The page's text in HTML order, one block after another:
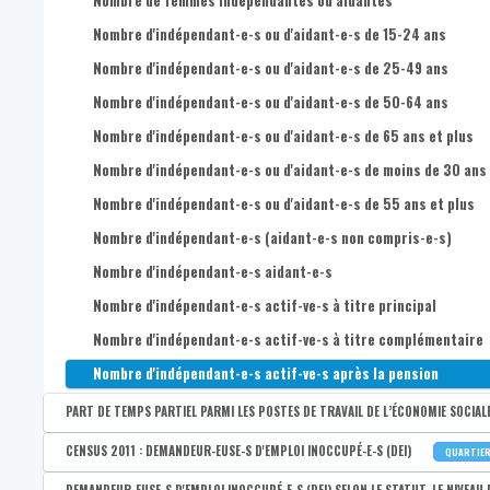
Nombre de postes de travail salarié dans l’économie sociale
Nombre de postes de travail salarié dans l’économie sociale
Nombre de postes de travail salarié dans l’économie sociale
Nombre de postes de travail salarié dans l’économie sociale
CENSUS 2011 : Nombre d'indépendant aidants
Nombre d'indépendant-e-s ou d'aidant-e-s de 15-24 ans
Nombre d'indépendant-e-s ou d'aidant-e-s de 25-49 ans
Nombre d'indépendant-e-s ou d'aidant-e-s de 50-64 ans
Nombre d'indépendant-e-s ou d'aidant-e-s de 65 ans et plus
Nombre d'indépendant-e-s ou d'aidant-e-s de moins de 30 ans
Nombre d'indépendant-e-s ou d'aidant-e-s de 55 ans et plus
Nombre d'indépendant-e-s (aidant-e-s non compris-e-s)
Nombre d'indépendant-e-s aidant-e-s
Nombre d'indépendant-e-s actif-ve-s à titre principal
Nombre d'indépendant-e-s actif-ve-s à titre complémentaire
Nombre d'indépendant-e-s actif-ve-s après la pension
PART DE TEMPS PARTIEL PARMI LES POSTES DE TRAVAIL DE L’ÉCONOMIE
Disponible par : Commune - Arrondissement - Province - Bassin EFE - Zone de
Part totale de temps partiel parmi les postes de travail de
CENSUS 2011 : DEMANDEUR-EUSE-S D'EMPLOI INOCCUPÉ-E-S (DEI)